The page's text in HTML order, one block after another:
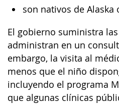
son nativos de
El gobierno suministra
administran en un
embargo, la visita al
menos que el niño
incluyendo el programa
que algunas clínicas